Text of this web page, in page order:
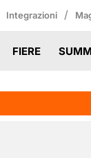
Integrazioni /
FIERE